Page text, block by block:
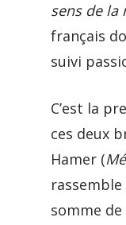
sens de la
français
suivi
C’est la
ces deux
Hamer (
somme